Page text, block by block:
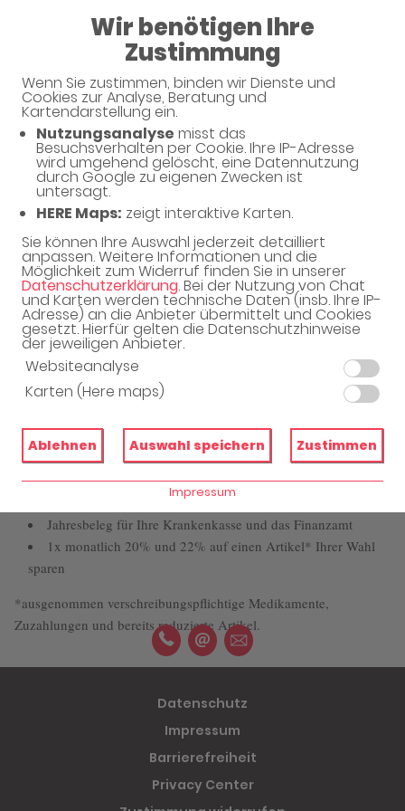
Wir benötigen Ihre
Zustimmung
Wenn Sie zustimmen, binden wir Dienste und
Cookies zur Analyse, Beratung und
Kartendarstellung ein.
Nutzungsanalyse misst das
Besuchsverhalten per Cookie. Ihre IP-Adresse
wird umgehend gelöscht, eine Datennutzung
durch Google zu eigenen Zwecken ist
untersagt.
HERE Maps: zeigt interaktive Karten.
Sie können Ihre Auswahl jederzeit detailliert
anpassen. Weitere Informationen und die
Möglichkeit zum Widerruf finden Sie in unserer
Datenschutzerklärung. Bei der Nutzung von Chat
und Karten werden technische Daten (insb. Ihre IP-
Adresse) an die Anbieter übermittelt und Cookies
gesetzt. Hierfür gelten die Datenschutzhinweise
der jeweiligen Anbieter.
Websiteanalyse
Karten (Here maps)
Ablehnen Auswahl speichern Zustimmen
Impressum
Geschlossen
Kundenkarte
Aktuelles
Überprüfung von Neben- und Wechselwirkungen
immer Ihr Medikament am Lager
Jahresbeleg für Ihre Krankenkasse und das Finanzamt
1x monatlich 20% und 22% auf einen Artikel* Ihrer Wahl
sparen
*ausgenommen verschreibungspflichtige Medikamente,
Zuzahlungen und bereits reduzierte Artikel.
Datenschutz
Impressum
Barrierefreiheit
Privacy Center